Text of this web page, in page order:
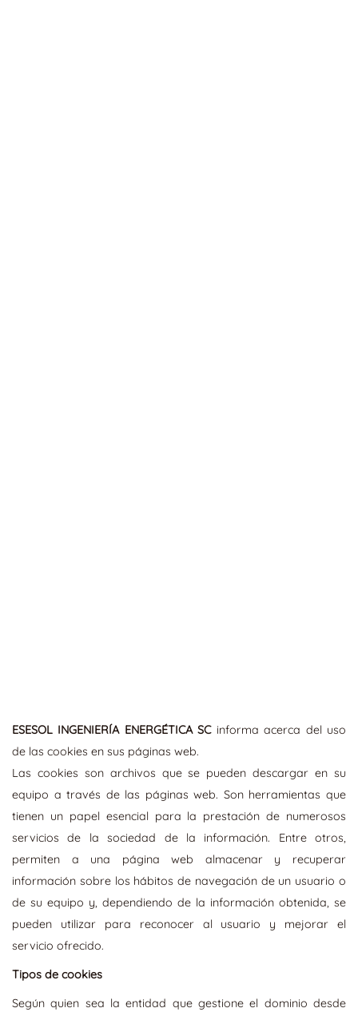
ESESOL INGENIERÍA ENERGÉTICA SCinforma acerca del uso
de las cookies en sus páginas web.
Las cookies son archivos que se pueden descargar en su
equipo a través de las páginas web. Son herramientas que
tienen un papel esencial para la prestación de numerosos
servicios de la sociedad de la información. Entre otros,
permiten a una página web almacenar y recuperar
información sobre los hábitos de navegación de un usuario o
de su equipo y, dependiendo de la información obtenida, se
pueden utilizar para reconocer al usuario y mejorar el
servicio ofrecido.
Tipos de cookies
Según quien sea la entidad que gestione el dominio desde